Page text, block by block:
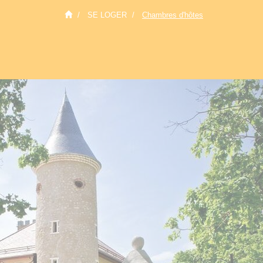
SE LOGER Chambres d'hôtes